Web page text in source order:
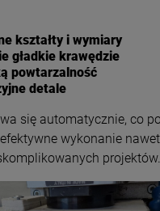
84,00 zł
kostka,
Cena
kształty i wymiary
gładkie krawędzie
powtarzalność
detale
się automatycznie, co
wykonanie nawet
projektów.